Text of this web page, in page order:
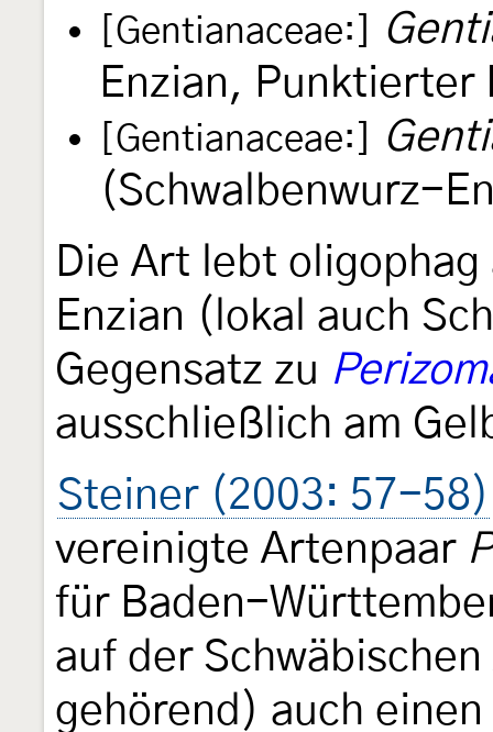
[Gentianaceae:]
Enzian, Punktierter
[Gentianaceae:]
(Schwalbenwurz-
Die Art lebt
Enzian (lokal auch
Gegensatz zu
ausschließlich am
Steiner (2003: 57-58)
vereinigte Artenpaar
für Baden-
auf der
gehörend) auch